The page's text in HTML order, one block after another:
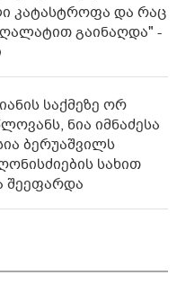
კატასტროფა და რაც
გაინაღდა" -
საქმეზე ორ
ნია იმნაძესა
ბერუაშვილს
სახით
შეეფარდა